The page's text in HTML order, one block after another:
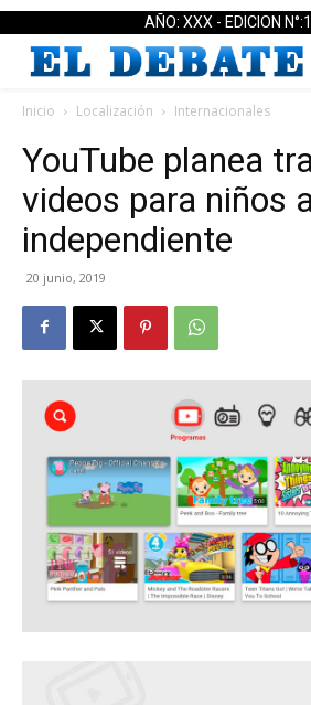
AÑO: XXX - EDICION
Inicio Localización Internacionales
YouTube planea
videos para niños
independiente
20 junio, 2019